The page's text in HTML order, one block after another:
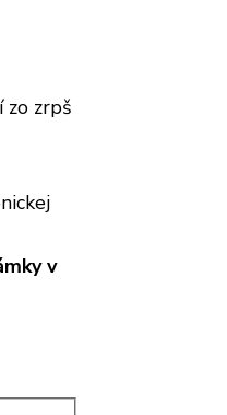
zo zrpš
v